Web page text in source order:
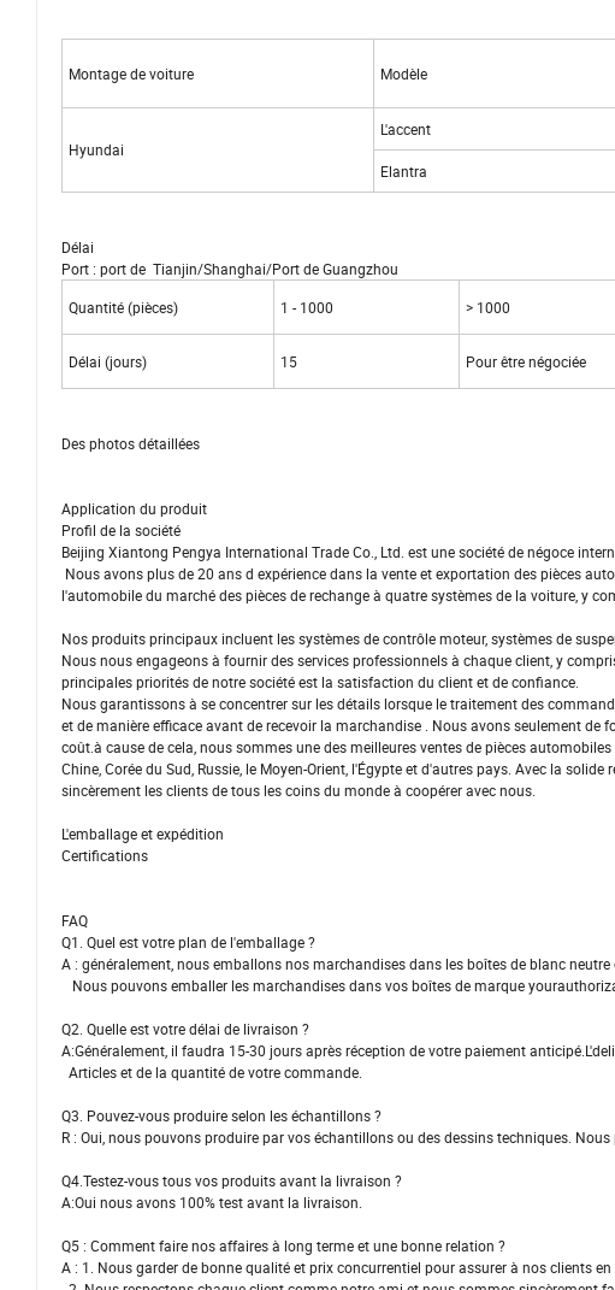
Montage de voiture Modèle
Hyundai
L'accent
Elantra
Délai
Port : port de Tianjin/Shanghai/Port de Guangzhou
Quantité (pièces)
1 - 1000 > 1000
Délai (jours) 15 Pour être négociée
Des photos détaillées
Application du produit
Profil de la société
Beijing Xiantong Pengya International Trade Co., Ltd. est une société de négoce
Nous avons plus de 20 ans d expérience dans la vente et exportation des pièces
l'automobile du marché des pièces de rechange à quatre systèmes de la voiture, y
Nos produits principaux incluent les systèmes de contrôle moteur, systèmes de
Nous nous engageons à fournir des services professionnels à chaque client, y
principales priorités de notre société est la satisfaction du client et de confiance.
Nous garantissons à se concentrer sur les détails lorsque le traitement des
et de manière efficace avant de recevoir la marchandise . Nous avons seulement
coût.à cause de cela, nous sommes une des meilleures ventes de pièces
Chine, Corée du Sud, Russie, le Moyen-Orient, l'Égypte et d'autres pays. Avec la
sincèrement les clients de tous les coins du monde à coopérer avec nous.
L'emballage et expédition
Certifications
FAQ
Q1. Quel est votre plan de l'emballage ?
A : généralement, nous emballons nos marchandises dans les boîtes de blanc
Nous pouvons emballer les marchandises dans vos boîtes de marque
Q2. Quelle est votre délai de livraison ?
A:Généralement, il faudra 15-30 jours après réception de votre paiement
Articles et de la quantité de votre commande.
Q3. Pouvez-vous produire selon les échantillons ?
R : Oui, nous pouvons produire par vos échantillons ou des dessins techniques.
Q4.Testez-vous tous vos produits avant la livraison ?
A:Oui nous avons 100% test avant la livraison.
Q5 : Comment faire nos affaires à long terme et une bonne relation ?
A : 1. Nous garder de bonne qualité et prix concurrentiel pour assurer à nos clients